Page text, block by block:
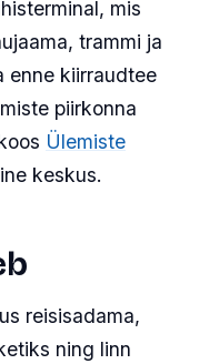
mis
trammi ja
enne kiirraudtee
piirkonna
Ülemiste
keskus.
reisisadama,
ning linn